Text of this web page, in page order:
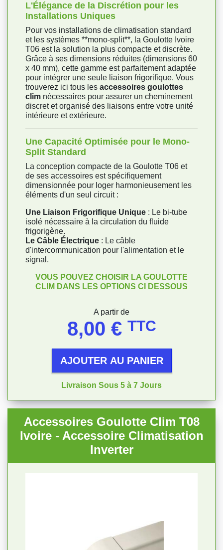
L'Élégance de la Discrétion pour les
Installations Uniques
Pour vos installations de climatisation standard
et les systèmes **mono-split**, la Goulotte Ivoire
T06 est la solution la plus compacte et discrète.
Grâce à ses dimensions réduites (dimensions 60
x 40 mm), cette gamme est parfaitement adaptée
pour intégrer une seule liaison frigorifique. Vous
trouverez ici tous les accessoires goulottes
clim nécessaires pour assurer un cheminement
discret et organisé des liaisons entre votre unité
intérieure et extérieure.
Une Capacité Optimisée pour le Mono-
Split Standard
La conception compacte de la Goulotte T06 et
de ses accessoires est spécifiquement
dimensionnée pour loger harmonieusement les
éléments d'un seul circuit :
Une Liaison Frigorifique Unique : Le bi-tube
isolé nécessaire à la circulation du fluide
frigorigène.
Le Câble Électrique : Le câble
d'intercommunication pour l'alimentation et le
signal.
VOUS POUVEZ CHOISIR LA GOULOTTE
CLIM DANS LES OPTIONS CI DESSOUS
A partir de
8,00 € TTC
AJOUTER AU PANIER
Livraison Sous 5 à 7 Jours
Accessoires Goulotte Clim T08
Ivoire - Accessoire Climatisation
Inverter